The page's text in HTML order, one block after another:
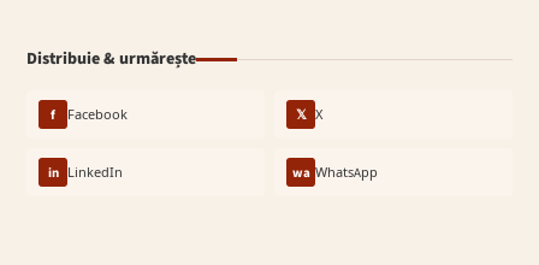
Distribuie & urmărește
f Facebook 𝕏 X
in LinkedIn wa WhatsApp